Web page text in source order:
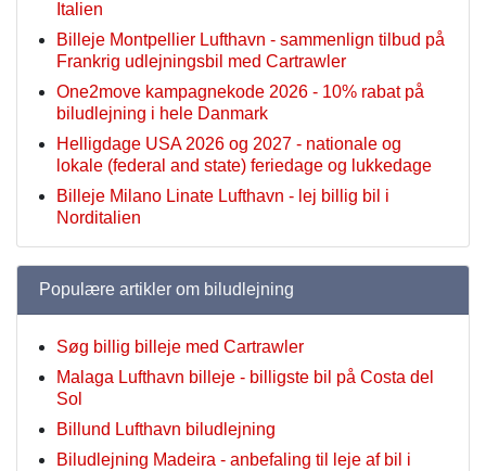
Italien
Billeje Montpellier Lufthavn - sammenlign tilbud på
Frankrig udlejningsbil med Cartrawler
One2move kampagnekode 2026 - 10% rabat på
biludlejning i hele Danmark
Helligdage USA 2026 og 2027 - nationale og
lokale (federal and state) feriedage og lukkedage
Billeje Milano Linate Lufthavn - lej billig bil i
Norditalien
Populære artikler om biludlejning
Søg billig billeje med Cartrawler
Malaga Lufthavn billeje - billigste bil på Costa del
Sol
Billund Lufthavn biludlejning
Biludlejning Madeira - anbefaling til leje af bil i